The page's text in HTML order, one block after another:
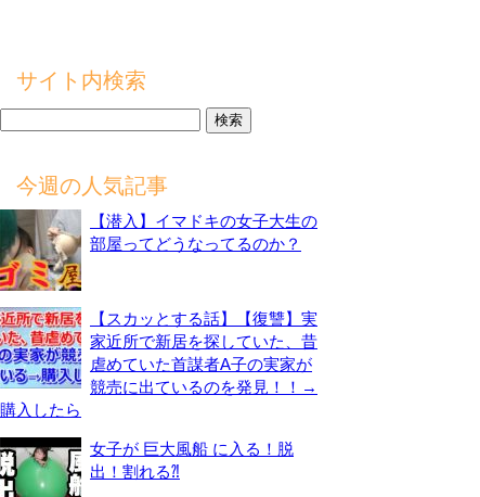
サイト内検索
今週の人気記事
【潜入】イマドキの女子大生の
部屋ってどうなってるのか？
【スカッとする話】【復讐】実
家近所で新居を探していた、昔
虐めていた首謀者A子の実家が
競売に出ているのを発見！！→
購入したら
女子が 巨大風船 に入る！脱
出！割れる⁈